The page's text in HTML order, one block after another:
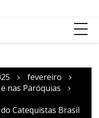
fevereiro
nas Paróquias
Catequistas Brasil